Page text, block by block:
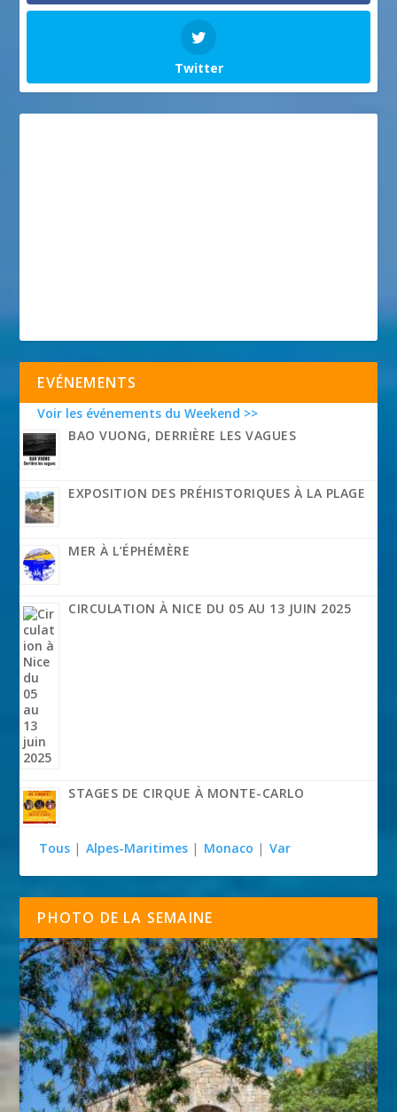
Twitter
EVÉNEMENTS
Voir les événements du Weekend >>
BAO VUONG, DERRIÈRE LES VAGUES
EXPOSITION DES PRÉHISTORIQUES À LA PLAGE
MER À L’ÉPHÉMÈRE
CIRCULATION À NICE DU 05 AU 13 JUIN 2025
STAGES DE CIRQUE À MONTE-CARLO
Tous | Alpes-Maritimes | Monaco | Var
PHOTO DE LA SEMAINE